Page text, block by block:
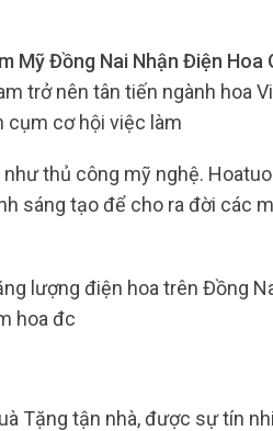
Mỹ Đồng Nai Nhận Điện Hoa
trở nên tân tiến ngành hoa
cụm cơ hội việc làm
thủ công mỹ nghệ.
sáng tạo để cho ra đời các
lượng điện hoa trên Đồng
hoa đc
Tặng tận nhà, được sự tín